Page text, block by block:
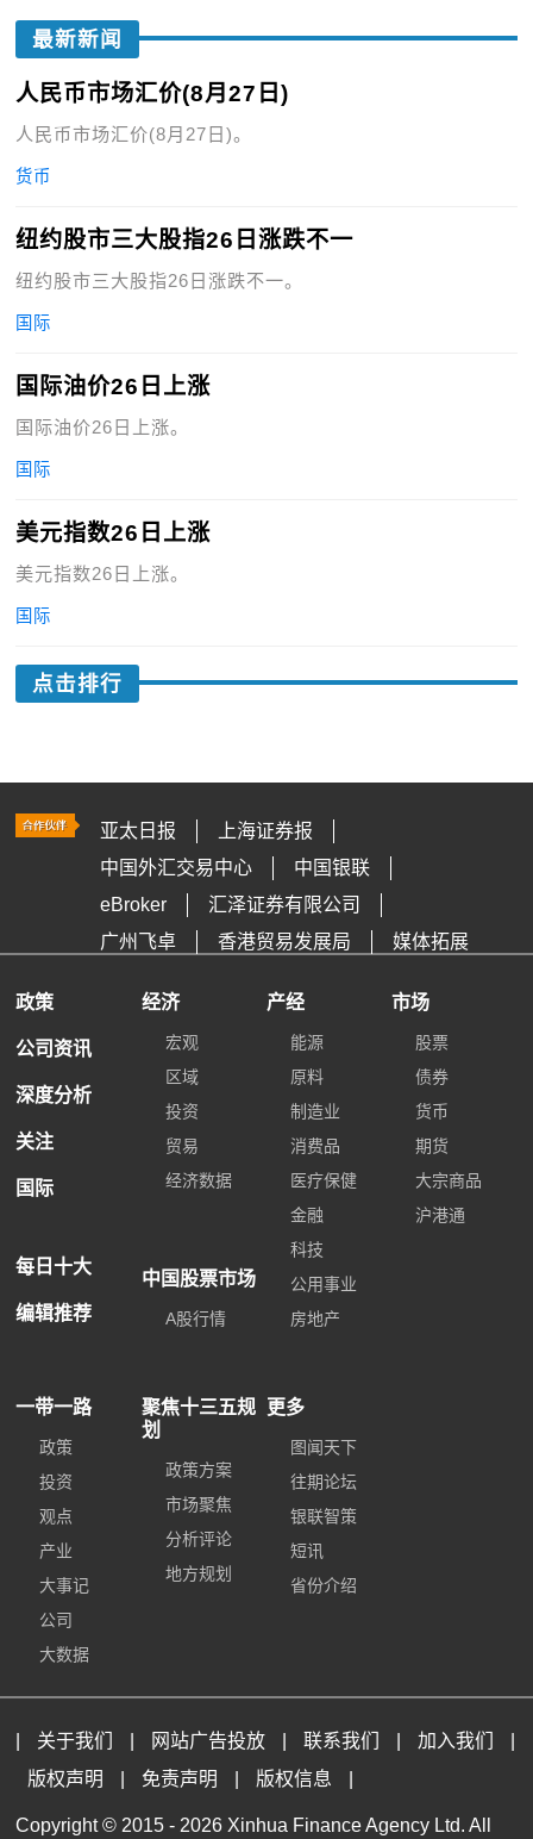
最新新闻
人民币市场汇价(8月27日)
人民币市场汇价(8月27日)。
货币
纽约股市三大股指26日涨跌不一
纽约股市三大股指26日涨跌不一。
国际
国际油价26日上涨
国际油价26日上涨。
国际
美元指数26日上涨
美元指数26日上涨。
国际
点击排行
亚太日报
上海证券报
中国外汇交易中心
中国银联
eBroker
汇泽证券有限公司
广州飞卓
香港贸易发展局 媒体拓展
政策
公司资讯
深度分析
关注
国际
每日十大
编辑推荐
经济
宏观
区域
投资
贸易
经济数据
中国股票市场
A股行情
产经
能源
原料
制造业
消费品
医疗保健
金融
科技
公用事业
房地产
市场
股票
债券
货币
期货
大宗商品
沪港通
一带一路
政策
投资
观点
产业
大事记
公司
大数据
聚焦十三五规
划
政策方案
市场聚焦
分析评论
地方规划
更多
图闻天下
往期论坛
银联智策
短讯
省份介绍
关于我们 网站广告投放 联系我们 加入我们
版权声明
免责声明 版权信息
Copyright © 2015 - 2026 Xinhua Finance Agency Ltd. All